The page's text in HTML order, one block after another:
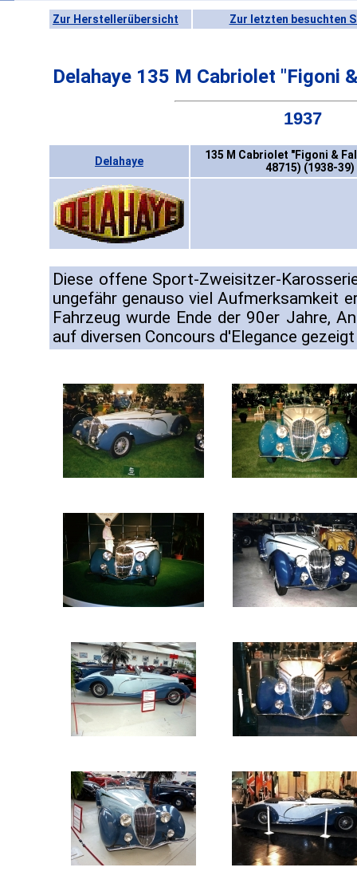
Zur Herstellerübersicht Zur letzten besuchten
Delahaye 135 M Cabriolet "Figoni
1937
Delahaye
135 M Cabriolet "Figoni &
48715) (1938-39)
Diese offene Sport-Zweisitzer-
ungefähr genauso viel Aufmerksamkeit
Fahrzeug wurde Ende der 90er Jahre,
auf diversen Concours d'Elegance